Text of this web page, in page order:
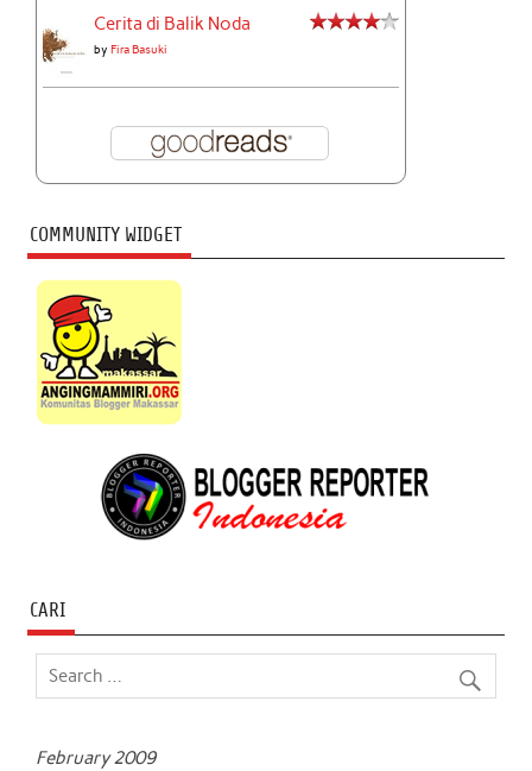
Cerita di Balik Noda
byFira Basuki
COMMUNITY WIDGET
CARI
February 2009